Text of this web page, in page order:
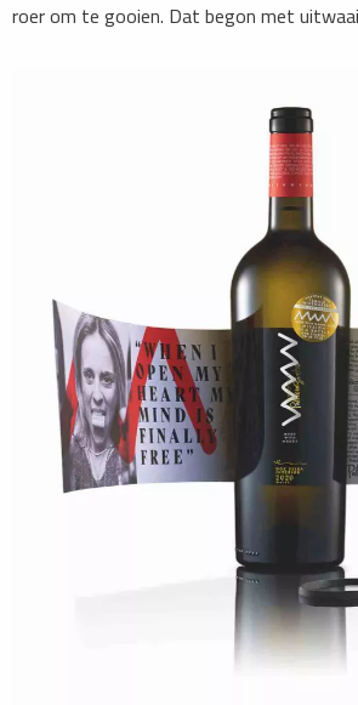
roer om te gooien. Dat begon met